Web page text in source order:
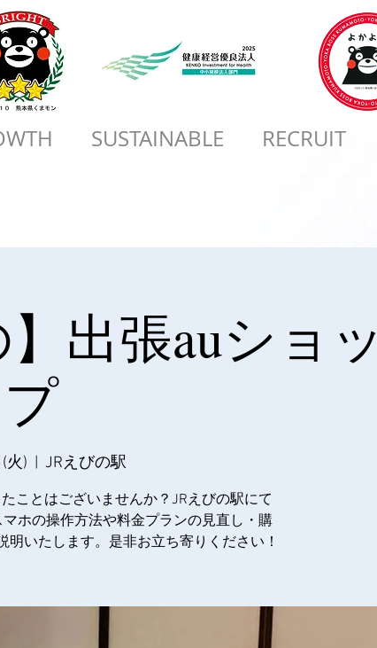
SUSTAINABLE RECRUIT
】出張auショッ
プ
火) JRえびの駅
ことはございませんか？JRえびの駅にて
ホの操作方法や料金プランの見直し・購
いたします。是非お立ち寄りください！